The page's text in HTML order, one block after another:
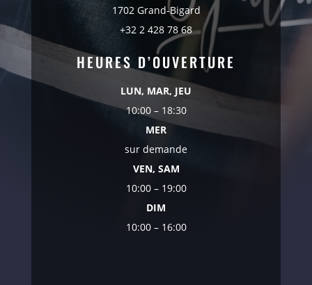
1702 Grand-Bigard
+32 2 428 78 68
HEURES D’OUVERTURE
LUN, MAR, JEU
10:00 – 18:30
MER
sur demande
VEN, SAM
10:00 – 19:00
DIM
10:00 – 16:00